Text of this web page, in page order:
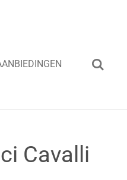
Cavalli